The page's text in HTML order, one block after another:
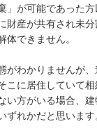
」が可能であった
財産が共有され未
体できません。
がわかりませんが
こに居住していて
い方がいる場合、
ずれかだと思います